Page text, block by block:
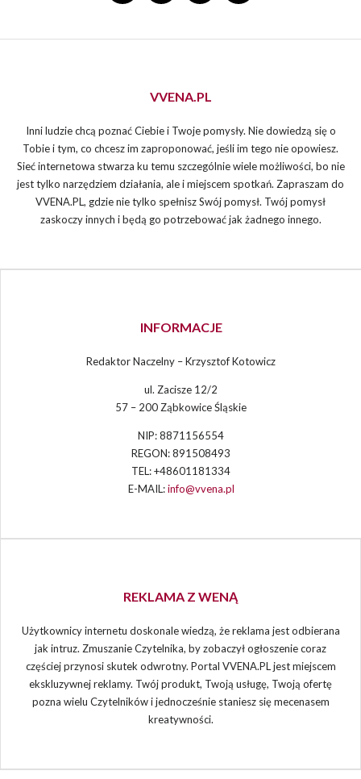
VVENA.PL
Inni ludzie chcą poznać Ciebie i Twoje pomysły. Nie dowiedzą się o
Tobie i tym, co chcesz im zaproponować, jeśli im tego nie opowiesz.
Sieć internetowa stwarza ku temu szczególnie wiele możliwości, bo nie
jest tylko narzędziem działania, ale i miejscem spotkań. Zapraszam do
VVENA.PL, gdzie nie tylko spełnisz Swój pomysł. Twój pomysł
zaskoczy innych i będą go potrzebować jak żadnego innego.
INFORMACJE
Redaktor Naczelny – Krzysztof Kotowicz
ul. Zacisze 12/2
57 – 200 Ząbkowice Śląskie
NIP: 8871156554
REGON: 891508493
TEL: +48601181334
E-MAIL:info@vvena.pl
REKLAMA Z WENĄ
Użytkownicy internetu doskonale wiedzą, że reklama jest odbierana
jak intruz. Zmuszanie Czytelnika, by zobaczył ogłoszenie coraz
częściej przynosi skutek odwrotny. Portal VVENA.PL jest miejscem
ekskluzywnej reklamy. Twój produkt, Twoją usługę, Twoją ofertę
pozna wielu Czytelników i jednocześnie staniesz się mecenasem
kreatywności.